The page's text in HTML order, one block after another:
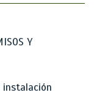
Y
instalación